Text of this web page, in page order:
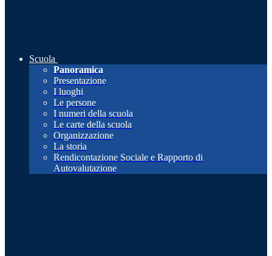
Scuola
Panoramica
Presentazione
I luoghi
Le persone
I numeri della scuola
Le carte della scuola
Organizzazione
La storia
Rendicontazione Sociale e Rapporto di
Autovalutazione